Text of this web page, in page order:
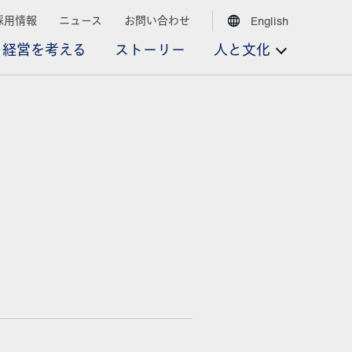
経営を考える ストーリー 人と文化
用情報 ニュース お問い合わせ English